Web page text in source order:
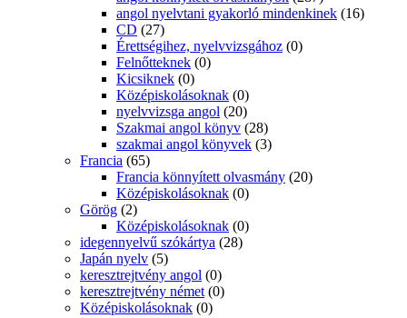
angol nyelvtani gyakorló mindenkinek (16)
CD (27)
Érettségihez, nyelvvizsgához (0)
Felnőtteknek (0)
Kicsiknek (0)
Középiskolásoknak (0)
nyelvvizsga angol (20)
Szakmai angol könyv (28)
szakmai angol könyvek (3)
Francia (65)
Francia könnyített olvasmány (20)
Középiskolásoknak (0)
Görög (2)
Középiskolásoknak (0)
idegennyelvű szókártya (28)
Japán nyelv (5)
keresztrejtvény angol (0)
keresztrejtvény német (0)
Középiskolásoknak (0)